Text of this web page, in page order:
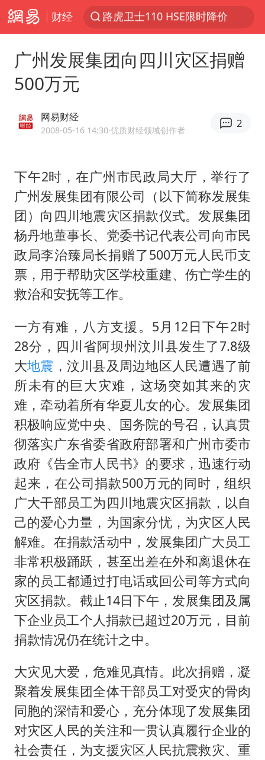
财经
部分银行上调存款利率
朱一龙的鼻子怎么了
4.2平卫生间补漏注胶花1.55万
国乒连续两站无缘冠军
上海鼓励居家办公
5万小车卖不动 微型代步车集体遇冷
白海豚路径图
上海地铁4条线路全线停运
湖北启动重大气象灾害三级应急响应
大疆错失宇树
三预警齐发 11个省份有大到暴雨
从科技创新看开局起步的时与势
广州发展集团向四川灾区捐赠
500万元
网易财经
2008-05-16 14:30·优质财经领域创作者
2
下午2时，在广州市民政局大厅，举行了
广州发展集团有限公司（以下简称发展集
团）向四川地震灾区捐款仪式。发展集团
杨丹地董事长、党委书记代表公司向市民
政局李治臻局长捐赠了500万元人民币支
票，用于帮助灾区学校重建、伤亡学生的
救治和安抚等工作。
一方有难，八方支援。5月12日下午2时
28分，四川省阿坝州汶川县发生了7.8级
大地震 ，汶川县及周边地区人民遭遇了前
所未有的巨大灾难，这场突如其来的灾
难，牵动着所有华夏儿女的心。发展集团
积极响应党中央、国务院的号召，认真贯
彻落实广东省委省政府部署和广州市委市
政府《告全市人民书》的要求，迅速行动
起来，在公司捐款500万元的同时，组织
广大干部员工为四川地震灾区捐款，以自
己的爱心力量，为国家分忧，为灾区人民
解难。在捐款活动中，发展集团广大员工
非常积极踊跃，甚至出差在外和离退休在
家的员工都通过打电话或回公司等方式向
灾区捐款。截止14日下午，发展集团及属
下企业员工个人捐款已超过20万元，目前
捐款情况仍在统计之中。
大灾见大爱，危难见真情。此次捐赠，凝
聚着发展集团全体干部员工对受灾的骨肉
同胞的深情和爱心，充分体现了发展集团
对灾区人民的关注和一贯认真履行企业的
社会责任，为支援灾区人民抗震救灾、重